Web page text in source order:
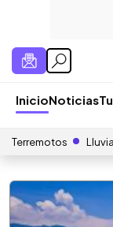
InicioNoticias
Terremotos